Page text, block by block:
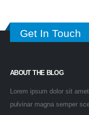
Get In Touch
ABOUT THE BLOG
Lorem ipsum dolor sit
pulvinar magna semper